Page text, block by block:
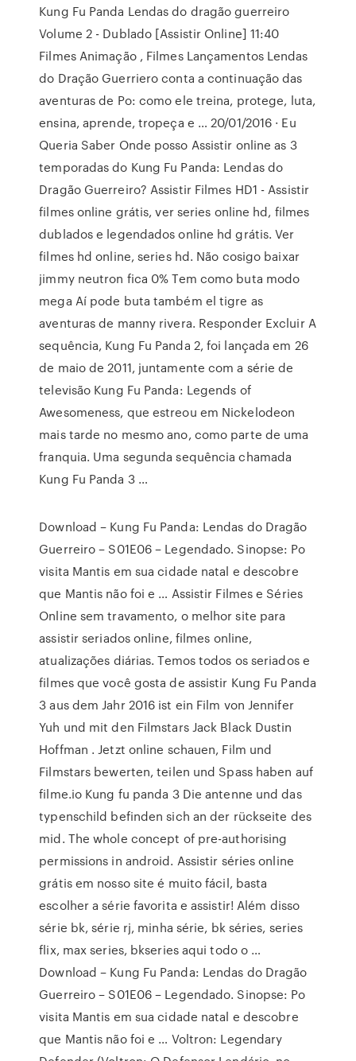
Kung Fu Panda Lendas do dragão guerreiro
Volume 2 - Dublado [Assistir Online] 11:40
Filmes Animação , Filmes Lançamentos Lendas
do Dração Guerriero conta a continuação das
aventuras de Po: como ele treina, protege, luta,
ensina, aprende, tropeça e … 20/01/2016 · Eu
Queria Saber Onde posso Assistir online as 3
temporadas do Kung Fu Panda: Lendas do
Dragão Guerreiro? Assistir Filmes HD1 - Assistir
filmes online grátis, ver series online hd, filmes
dublados e legendados online hd grátis. Ver
filmes hd online, series hd. Não cosigo baixar
jimmy neutron fica 0% Tem como buta modo
mega Aí pode buta também el tigre as
aventuras de manny rivera. Responder Excluir A
sequência, Kung Fu Panda 2, foi lançada em 26
de maio de 2011, juntamente com a série de
televisão Kung Fu Panda: Legends of
Awesomeness, que estreou em Nickelodeon
mais tarde no mesmo ano, como parte de uma
franquia. Uma segunda sequência chamada
Kung Fu Panda 3 …
Download – Kung Fu Panda: Lendas do Dragão
Guerreiro – S01E06 – Legendado. Sinopse: Po
visita Mantis em sua cidade natal e descobre
que Mantis não foi e … Assistir Filmes e Séries
Online sem travamento, o melhor site para
assistir seriados online, filmes online,
atualizações diárias. Temos todos os seriados e
filmes que você gosta de assistir Kung Fu Panda
3 aus dem Jahr 2016 ist ein Film von Jennifer
Yuh und mit den Filmstars Jack Black Dustin
Hoffman . Jetzt online schauen, Film und
Filmstars bewerten, teilen und Spass haben auf
filme.io Kung fu panda 3 Die antenne und das
typenschild befinden sich an der rückseite des
mid. The whole concept of pre-authorising
permissions in android. Assistir séries online
grátis em nosso site é muito fácil, basta
escolher a série favorita e assistir! Além disso
série bk, série rj, minha série, bk séries, series
flix, max series, bkseries aqui todo o …
Download – Kung Fu Panda: Lendas do Dragão
Guerreiro – S01E06 – Legendado. Sinopse: Po
visita Mantis em sua cidade natal e descobre
que Mantis não foi e … Voltron: Legendary